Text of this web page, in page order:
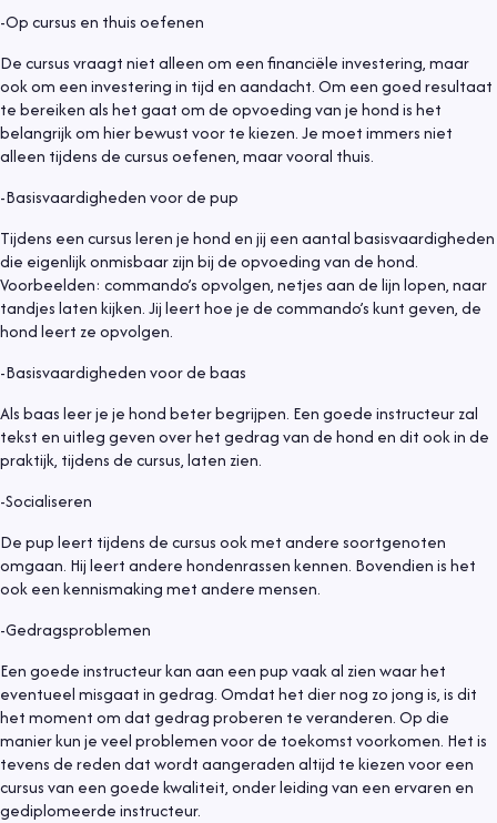
-Op cursus en thuis oefenen
De cursus vraagt niet alleen om een financiële investering, maar
ook om een investering in tijd en aandacht. Om een goed resultaat
te bereiken als het gaat om de opvoeding van je hond is het
belangrijk om hier bewust voor te kiezen. Je moet immers niet
alleen tijdens de cursus oefenen, maar vooral thuis.
-Basisvaardigheden voor de pup
Tijdens een cursus leren je hond en jij een aantal basisvaardigheden
die eigenlijk onmisbaar zijn bij de opvoeding van de hond.
Voorbeelden: commando’s opvolgen, netjes aan de lijn lopen, naar
tandjes laten kijken. Jij leert hoe je de commando’s kunt geven, de
hond leert ze opvolgen.
-Basisvaardigheden voor de baas
Als baas leer je je hond beter begrijpen. Een goede instructeur zal
tekst en uitleg geven over het gedrag van de hond en dit ook in de
praktijk, tijdens de cursus, laten zien.
-Socialiseren
De pup leert tijdens de cursus ook met andere soortgenoten
omgaan. Hij leert andere hondenrassen kennen. Bovendien is het
ook een kennismaking met andere mensen.
-Gedragsproblemen
Een goede instructeur kan aan een pup vaak al zien waar het
eventueel misgaat in gedrag. Omdat het dier nog zo jong is, is dit
het moment om dat gedrag proberen te veranderen. Op die
manier kun je veel problemen voor de toekomst voorkomen. Het is
tevens de reden dat wordt aangeraden altijd te kiezen voor een
cursus van een goede kwaliteit, onder leiding van een ervaren en
gediplomeerde instructeur.